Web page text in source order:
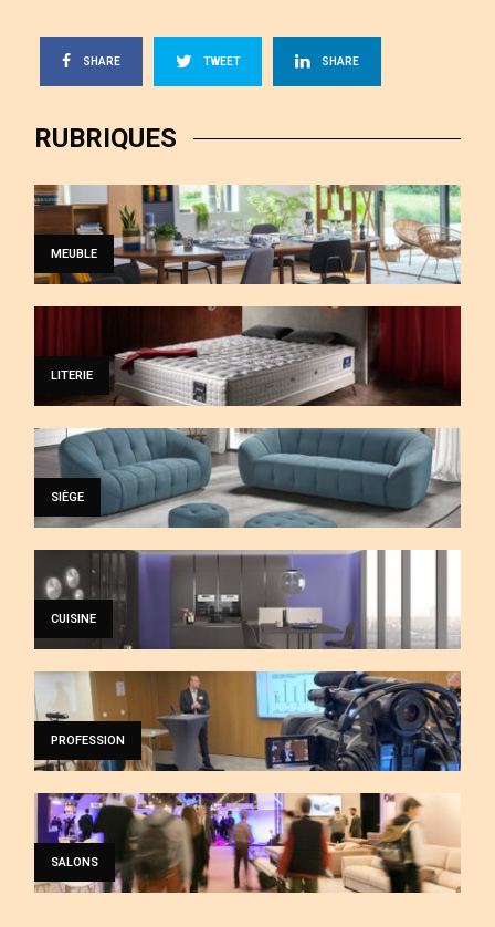
SHARE TWEET SHARE
RUBRIQUES
MEUBLE
LITERIE
SIÈGE
CUISINE
PROFESSION
SALONS